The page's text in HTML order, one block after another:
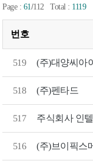
Page : 61/112 Total : 1119
번호
519 (주)대양씨아
518 (주)펜타드
517 주식회사 인
516 (주)브이픽스